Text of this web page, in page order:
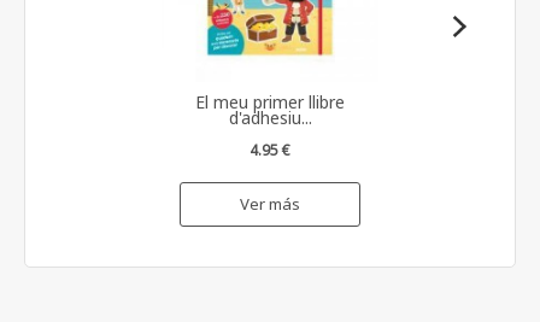
El meu primer llibre
d'adhesiu...
4.95 €
Ver más